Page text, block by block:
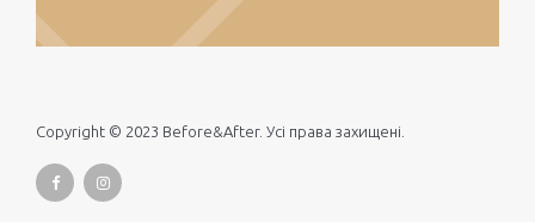
Copyright © 2023 Before&After. Усі права захищені.